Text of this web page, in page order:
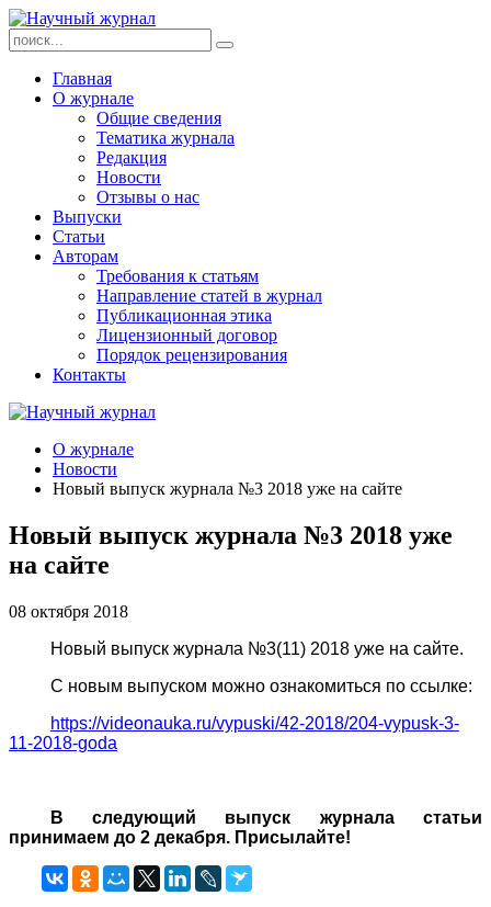
Главная
О журнале
Общие сведения
Тематика журнала
Редакция
Новости
Отзывы о нас
Выпуски
Статьи
Авторам
Требования к статьям
Направление статей в журнал
Публикационная этика
Лицензионный договор
Порядок рецензирования
Контакты
О журнале
Новости
Новый выпуск журнала №3 2018 уже на сайте
Новый выпуск журнала №3 2018 уже
на сайте
08 октября 2018
Новый выпуск журнала №3(11) 2018 уже на сайте.
С новым выпуском можно ознакомиться по ссылке:
https://videonauka.ru/vypuski/42-2018/204-vypusk-3-
11-2018-goda
В следующий выпуск журнала статьи
принимаем до 2 декабря. Присылайте!